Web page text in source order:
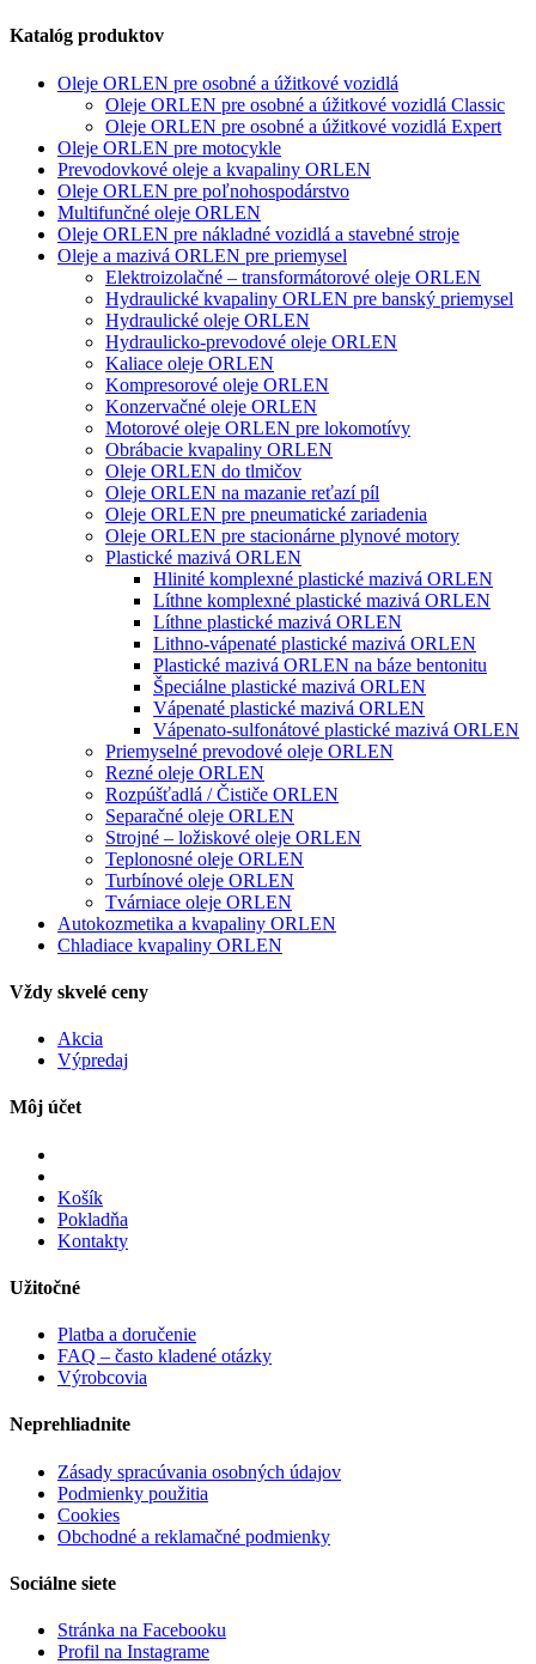
Katalóg produktov
Oleje ORLEN pre osobné a úžitkové vozidlá
Oleje ORLEN pre osobné a úžitkové vozidlá Classic
Oleje ORLEN pre osobné a úžitkové vozidlá Expert
Oleje ORLEN pre motocykle
Prevodovkové oleje a kvapaliny ORLEN
Oleje ORLEN pre poľnohospodárstvo
Multifunčné oleje ORLEN
Oleje ORLEN pre nákladné vozidlá a stavebné stroje
Oleje a mazivá ORLEN pre priemysel
Elektroizolačné – transformátorové oleje ORLEN
Hydraulické kvapaliny ORLEN pre banský priemysel
Hydraulické oleje ORLEN
Hydraulicko-prevodové oleje ORLEN
Kaliace oleje ORLEN
Kompresorové oleje ORLEN
Konzervačné oleje ORLEN
Motorové oleje ORLEN pre lokomotívy
Obrábacie kvapaliny ORLEN
Oleje ORLEN do tlmičov
Oleje ORLEN na mazanie reťazí píl
Oleje ORLEN pre pneumatické zariadenia
Oleje ORLEN pre stacionárne plynové motory
Plastické mazivá ORLEN
Hlinité komplexné plastické mazivá ORLEN
Líthne komplexné plastické mazivá ORLEN
Líthne plastické mazivá ORLEN
Lithno-vápenaté plastické mazivá ORLEN
Plastické mazivá ORLEN na báze bentonitu
Špeciálne plastické mazivá ORLEN
Vápenaté plastické mazivá ORLEN
Vápenato-sulfonátové plastické mazivá ORLEN
Priemyselné prevodové oleje ORLEN
Rezné oleje ORLEN
Rozpúšťadlá / Čističe ORLEN
Separačné oleje ORLEN
Strojné – ložiskové oleje ORLEN
Teplonosné oleje ORLEN
Turbínové oleje ORLEN
Tvárniace oleje ORLEN
Autokozmetika a kvapaliny ORLEN
Chladiace kvapaliny ORLEN
Vždy skvelé ceny
Akcia
Výpredaj
Môj účet
Košík
Pokladňa
Kontakty
Užitočné
Platba a doručenie
FAQ – často kladené otázky
Výrobcovia
Neprehliadnite
Zásady spracúvania osobných údajov
Podmienky použitia
Cookies
Obchodné a reklamačné podmienky
Sociálne siete
Stránka na Facebooku
Profil na Instagrame